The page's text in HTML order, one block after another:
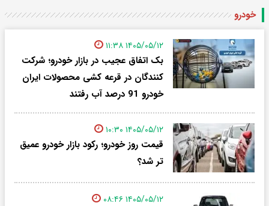
خودرو
۱۴۰۵/۰۵/۱۲ ۱۱:۳۸
بک اتفاق عجیب در بازار خودرو؛ شرکت
کنندگان در قرعه کشی محصولات ایران
خودرو 91 درصد آب رفتند
۱۴۰۵/۰۵/۱۲ ۱۰:۳۰
قیمت روز خودرو؛ رکود بازار خودرو عمیق
تر شد؟
۱۴۰۵/۰۵/۱۲ ۰۸:۴۶